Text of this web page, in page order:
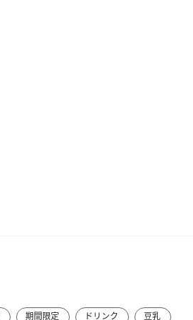
期間限定 ドリンク
豆乳